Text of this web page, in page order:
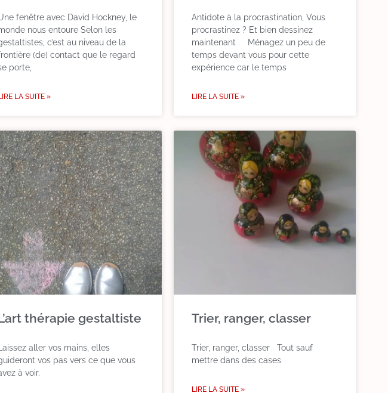
fenêtre avec David Hockney, le
nous entoure Selon les
c’est au niveau de la
(de) contact que le regard
porte,
LA SUITE »
Antidote à la procrastination, Vous
procrastinez ? Et bien dessinez
maintenant Ménagez un peu de
temps devant vous pour cette
expérience car le temps
LIRE LA SUITE »
thérapie gestaltiste
aller vos mains, elles
vos pas vers ce que vous
à voir.
Trier, ranger, classer
Trier, ranger, classer Tout sauf
mettre dans des cases
LIRE LA SUITE »